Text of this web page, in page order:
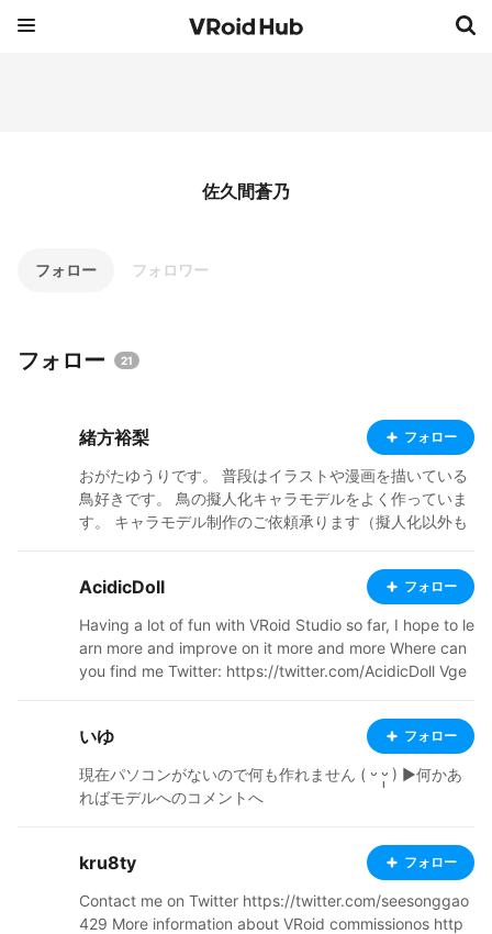
佐久間蒼乃
フォロー フォロワー
フォロー 21
緒方裕梨 フォロー
おがたゆうりです。 普段はイラストや漫画を描いている
鳥好きです。 鳥の擬人化キャラモデルをよく作っていま
す。 キャラモデル制作のご依頼承ります（擬人化以外も
どうぞ。 --- I'm Yuri Ogata,a Illustrator who like birds. I
often create characters of anthropomorphic birds. I ac
contact me. Twitter https://twitter.com/colornix FANB
OX https://colornix.fanbox.cc/ pixiv https://www.pi
xiv.net/users/116457 サイト https://colornix.com/
AcidicDoll フォロー
Having a lot of fun with VRoid Studio so far, I hope to le
arn more and improve on it more and more Where can
you find me Twitter: https://twitter.com/AcidicDoll Vge
utube.com/@AcidicDoll DeviantArt: https://www.devia
ntart.com/acidicdoll?rnrd=274182 Toyhou.se: https://t
oyhou.se/AcidicDoll BOOTH: https://acidicdollz.booth.
pm/ Ko-Fi : https://ko-fi.com/acidicdoll
いゆ フォロー
現在パソコンがないので何も作れません ( ᵕ ᵕ̩̩ ) ▶︎何かあ
ればモデルへのコメントへ
kru8ty フォロー
Contact me on Twitter https://twitter.com/seesonggao
429 More information about VRoid commissionos http